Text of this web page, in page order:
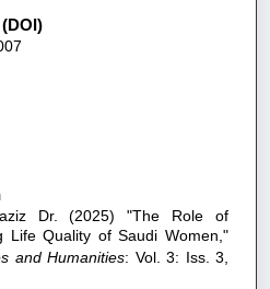
Dr. (2025) "The Role of
Life Quality of Saudi Women,"
and Humanities: Vol. 3: Iss. 3,